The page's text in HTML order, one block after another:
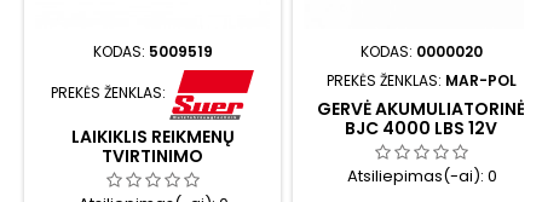
KODAS: 5009519
PREKĖS ŽENKLAS:
LAIKIKLIS REIKMENŲ
TVIRTINIMO
KODAS: 0000020
PREKĖS ŽENKLAS: MAR-POL
GERVĖ AKUMULIATORINĖ
BJC 4000 LBS 12V
Atsiliepimas(-ai): 0